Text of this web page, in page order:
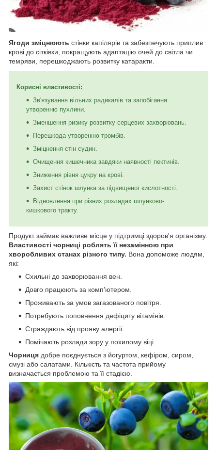
Ягоди зміцнюють стінки капілярів та забезпечують приплив
крові до сітківки, покращують адаптацію очей до світла чи
темряви, перешкоджають розвитку катаракти.
Корисні властивості:
Зв'язування вільних радикалів та запобігання
утворенню пухлини.
Зменшення ризику розвитку серцевих захворювань.
Перешкода утворенню тромбів.
Зміцнення стін судин.
Очищення кишечника завдяки наявності пектинів.
Зниження рівня цукру на крові.
Захист стінок шлунка за підвищеної кислотності.
Відновлення при різних розладах шлунково-
кишкового тракту.
Продукт займає важливе місце у підтримці здоров'я організму.
Властивості чорниці роблять її незамінною при
хворобливих станах різного типу. Вона допоможе людям,
які:
Схильні до захворювання вен.
Довго працюють за комп'ютером.
Проживають за умов загазованого повітря.
Потребують поповнення дефіциту вітамінів.
Страждають від прояву алергії.
Помічають розлади зору у похилому віці.
Чорниця добре поєднується з йогуртом, кефіром, сиром,
смузі або салатами. Кількість та частота прийому
визначається проблемою та її стадією.